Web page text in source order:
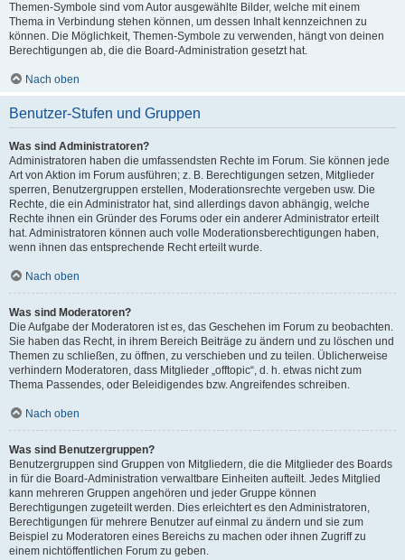
Themen-Symbole sind vom Autor ausgewählte Bilder, welche mit einem
Thema in Verbindung stehen können, um dessen Inhalt kennzeichnen zu
können. Die Möglichkeit, Themen-Symbole zu verwenden, hängt von deinen
Berechtigungen ab, die die Board-Administration gesetzt hat.
Nach oben
Benutzer-Stufen und Gruppen
Was sind Administratoren?
Administratoren haben die umfassendsten Rechte im Forum. Sie können jede
Art von Aktion im Forum ausführen; z. B. Berechtigungen setzen, Mitglieder
sperren, Benutzergruppen erstellen, Moderationsrechte vergeben usw. Die
Rechte, die ein Administrator hat, sind allerdings davon abhängig, welche
Rechte ihnen ein Gründer des Forums oder ein anderer Administrator erteilt
hat. Administratoren können auch volle Moderationsberechtigungen haben,
wenn ihnen das entsprechende Recht erteilt wurde.
Nach oben
Was sind Moderatoren?
Die Aufgabe der Moderatoren ist es, das Geschehen im Forum zu beobachten.
Sie haben das Recht, in ihrem Bereich Beiträge zu ändern und zu löschen und
Themen zu schließen, zu öffnen, zu verschieben und zu teilen. Üblicherweise
verhindern Moderatoren, dass Mitglieder „offtopic“, d. h. etwas nicht zum
Thema Passendes, oder Beleidigendes bzw. Angreifendes schreiben.
Nach oben
Was sind Benutzergruppen?
Benutzergruppen sind Gruppen von Mitgliedern, die die Mitglieder des Boards
in für die Board-Administration verwaltbare Einheiten aufteilt. Jedes Mitglied
kann mehreren Gruppen angehören und jeder Gruppe können
Berechtigungen zugeteilt werden. Dies erleichtert es den Administratoren,
Berechtigungen für mehrere Benutzer auf einmal zu ändern und sie zum
Beispiel zu Moderatoren eines Bereichs zu machen oder ihnen Zugriff zu
einem nichtöffentlichen Forum zu geben.